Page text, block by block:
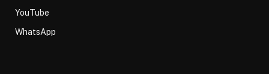
YouTube
WhatsApp